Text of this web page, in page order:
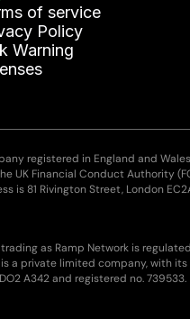
of service
Policy
Warning
registered in England and
UK Financial Conduct Authority
is 81 Rivington Street, London
as Ramp Network is
a private limited company, with
A342 and registered no. 739533.